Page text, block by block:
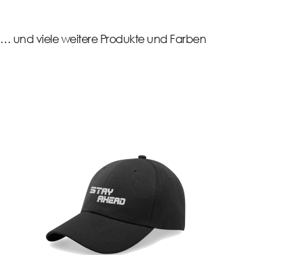
… und viele weitere Produkte und Farben